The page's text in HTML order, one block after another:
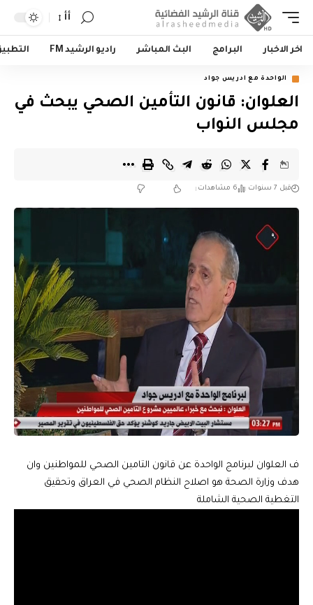
أأ
اخر الاخبار البرامج البث المباشر راديو الرشيد FM
الواحدة مع ادريس جواد
العلوان: قانون التأمين الصحي يبحث في
مجلس النواب
قبل 7 سنوات 6 مشاهدات
ف العلوان لبرنامج الواحدة عن قانون التامين الصحي للمواطنين وان
هدف وزارة الصحة هو اصلاح النظام الصحي في العراق وتحقيق
التغطية الصحية الشاملة